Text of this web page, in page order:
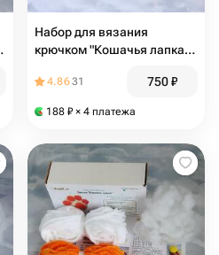
Набор для вязания
крючком "Кошачья лапка",
4.8631 750₽
188 ₽ × 4 платежа